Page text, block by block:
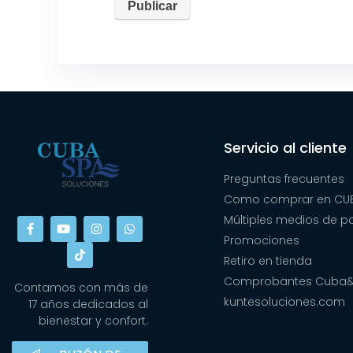
Contamos con más de
17 años dedicados al
bienestar y confort.
Servicio al cliente
Preguntas frecuentes
Como comprar en
Múltiples medios de
Promociones
Retiro en tienda
Comprobantes
kuntesoluciones.com